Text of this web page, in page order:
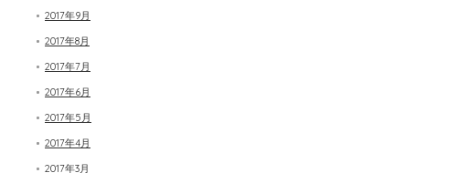
2017年9月
2017年8月
2017年7月
2017年6月
2017年5月
2017年4月
2017年3月